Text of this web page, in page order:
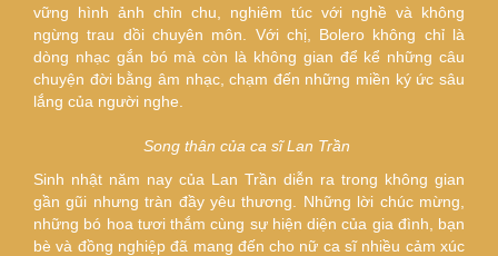
vững hình ảnh chỉn chu, nghiêm túc với nghề và không
ngừng trau dồi chuyên môn. Với chị, Bolero không chỉ là
dòng nhạc gắn bó mà còn là không gian để kể những câu
chuyện đời bằng âm nhạc, chạm đến những miền ký ức sâu
lắng của người nghe.
Song thân của ca sĩ Lan Trần
Sinh nhật năm nay của Lan Trần diễn ra trong không gian
gần gũi nhưng tràn đầy yêu thương. Những lời chúc mừng,
những bó hoa tươi thắm cùng sự hiện diện của gia đình, bạn
bè và đồng nghiệp đã mang đến cho nữ ca sĩ nhiều cảm xúc